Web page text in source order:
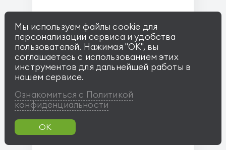
Мы используем файлы cookie для
персонализации сервиса и удобства
пользователей. Нажимая "OK", вы
соглашаетесь с использованием этих
инструментов для дальнейшей работы в
нашем сервисе.
Ознакомиться с Политикой
конфиденциальности